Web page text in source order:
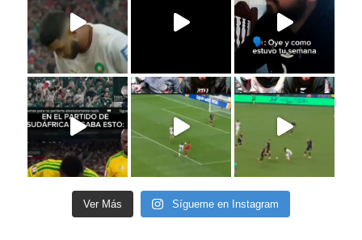
Ver Más Sígueme en Instagram